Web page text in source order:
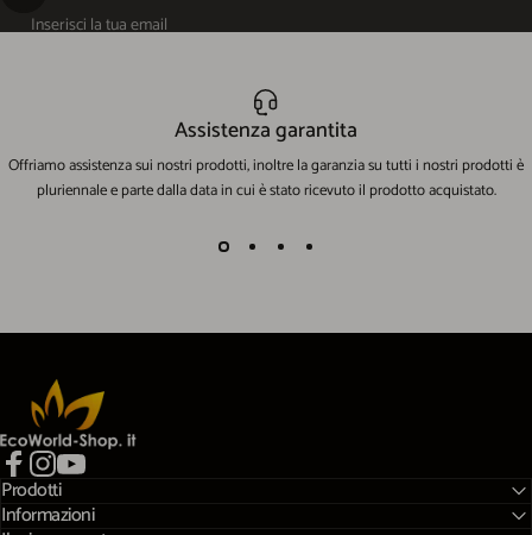
Inserisci la tua email
Assistenza garantita
Offriamo assistenza sui nostri prodotti, inoltre la garanzia su tutti i nostri prodotti è
pluriennale e parte dalla data in cui è stato ricevuto il prodotto acquistato.
EcoWorld-Shop
Facebook
Instagram
YouTube
Prodotti
Informazioni